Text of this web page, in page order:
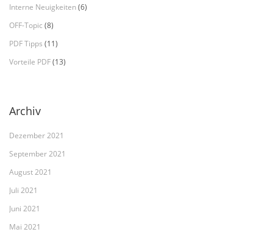
Interne Neuigkeiten(6)
OFF-Topic (8)
PDF Tipps (11)
Vorteile PDF(13)
Archiv
Dezember 2021
September 2021
August 2021
Juli 2021
Juni 2021
Mai 2021